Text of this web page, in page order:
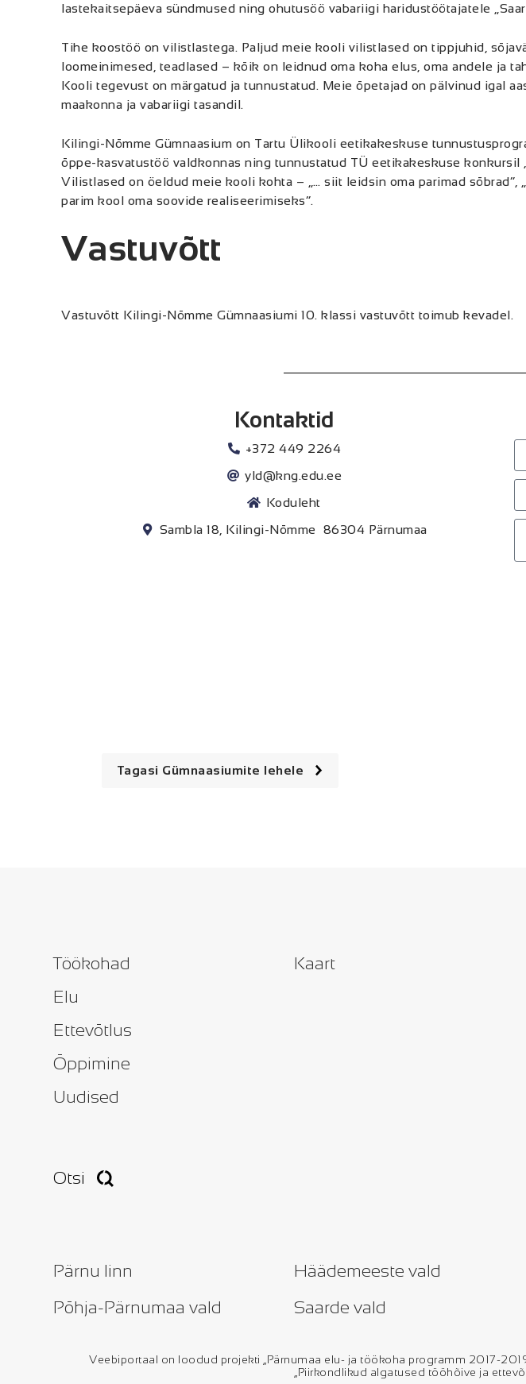
lastekaitsepäeva sündmused ning ohutusöö vabariigi haridustöötajatele
Tihe koostöö on vilistlastega. Paljud meie kooli vilistlased on tippjuhid,
loomeinimesed, teadlased – kõik on leidnud oma koha elus, oma andele ja
Kooli tegevust on märgatud ja tunnustatud. Meie õpetajad on pälvinud igal
maakonna ja vabariigi tasandil.
Kilingi-Nõmme Gümnaasium on Tartu Ülikooli eetikakeskuse
õppe-kasvatustöö valdkonnas ning tunnustatud TÜ eetikakeskuse konkursil
Vilistlased on öeldud meie kooli kohta – „… siit leidsin oma parimad sõbrad“,
parim kool oma soovide realiseerimiseks“.
Vastuvõtt
Vastuvõtt Kilingi-Nõmme Gümnaasiumi 10. klassi vastuvõtt toimub kevadel.
Kontaktid
+372 449 2264
yld@kng.edu.ee
Koduleht
Sambla 18, Kilingi-Nõmme  86304 Pärnumaa
Tagasi Gümnaasiumite lehele
Töökohad
Elu
Ettevõtlus
Õppimine
Uudised
Kaart
Otsi
Pärnu linn Häädemeeste vald
Põhja-Pärnumaa vald
Saarde vald
Veebiportaal on loodud projekti „Pärnumaa elu- ja töökoha programm 2017-
„Piirkondlikud algatused tööhõive ja